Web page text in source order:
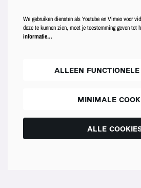
We gebruiken diensten als Youtube en Vimeo voor
deze te kunnen zien, moet je toestemming geven tot
informatie…
ALLEEN FUNCTIONELE
MINIMALE
ALLE